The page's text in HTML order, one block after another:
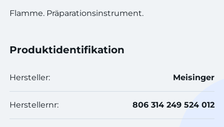
Flamme. Präparationsinstrument.
Produktidentifikation
Hersteller: Meisinger
Herstellernr: 806 314 249 524 012